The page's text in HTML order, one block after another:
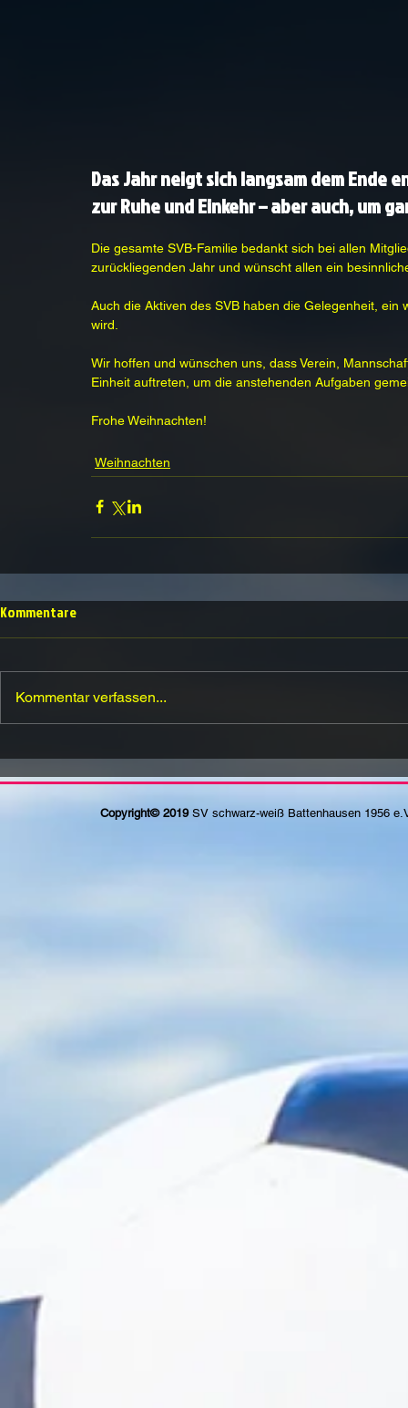
Das Jahr neigt sich langsam dem
zur Ruhe und Einkehr – aber auch, um
Die gesamte SVB-Familie bedankt sich bei allen
zurückliegenden Jahr und wünscht allen ein
Auch die Aktiven des SVB haben die Gelegenheit,
wird.
Wir hoffen und wünschen uns, dass Verein,
Einheit auftreten, um die anstehenden Aufgaben
Frohe Weihnachten!
Weihnachten
Kommentare
Kommentar verfassen...
Copyright© 2019SV schwarz-weiß Battenhausen 1956